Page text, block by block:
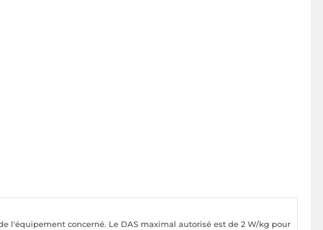
l'équipement concerné. Le DAS maximal autorisé est de 2 W/kg pour